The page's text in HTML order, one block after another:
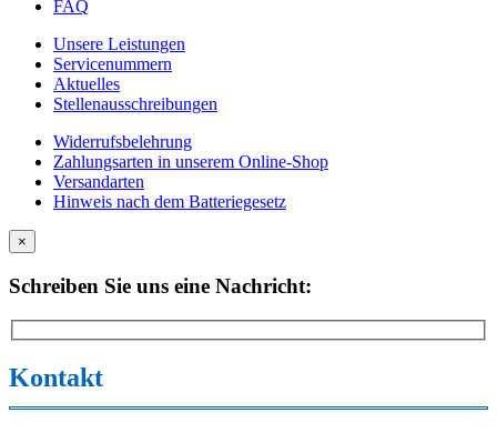
FAQ
Unsere Leistungen
Servicenummern
Aktuelles
Stellenausschreibungen
Widerrufsbelehrung
Zahlungsarten in unserem Online-Shop
Versandarten
Hinweis nach dem Batteriegesetz
×
Schreiben Sie uns eine Nachricht:
Kontakt